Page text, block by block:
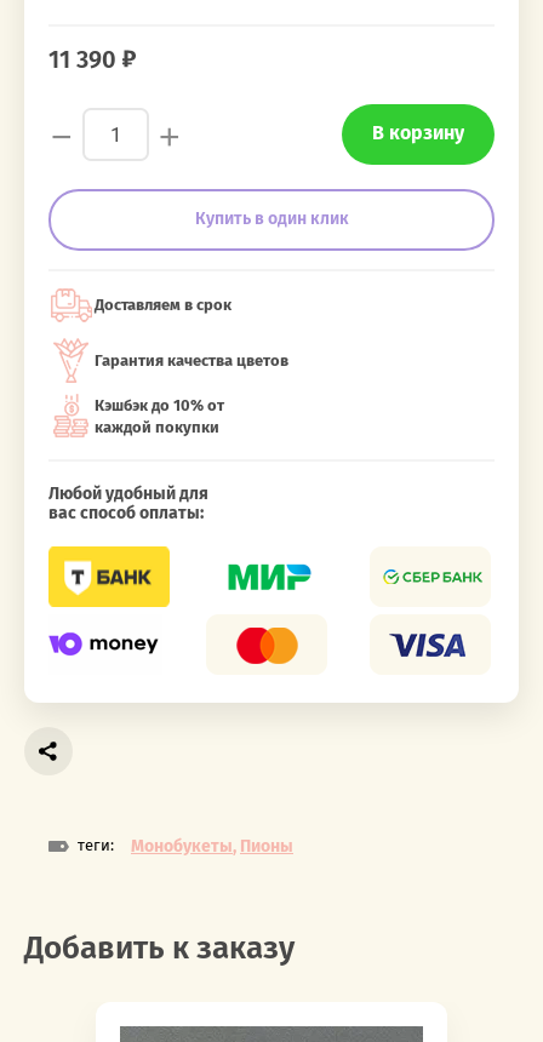
11 390
− + В корзину
Купить в один клик
Доставляем в срок
Гарантия качества цветов
Кэшбэк до 10% от
каждой покупки
Любой удобный для
вас способ оплаты:
теги: Монобукеты, Пионы
Добавить к заказу